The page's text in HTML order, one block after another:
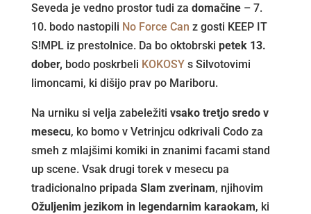
Seveda je vedno prostor tudi za domačine – 7.
10. bodo nastopili No Force Can z gosti KEEP IT
S!MPL iz prestolnice. Da bo oktobrski petek 13.
dober, bodo poskrbeli KOKOSYs Silvotovimi
limoncami, ki dišijo prav po Mariboru.
Na urniku si velja zabeležiti vsako tretjo sredo v
mesecu, ko bomo v Vetrinjcu odkrivali Codo za
smeh z mlajšimi komiki in znanimi facami stand
up scene. Vsak drugi torek v mesecu pa
tradicionalno pripada Slam zverinam, njihovim
Ožuljenim jezikom in legendarnim karaokam, ki